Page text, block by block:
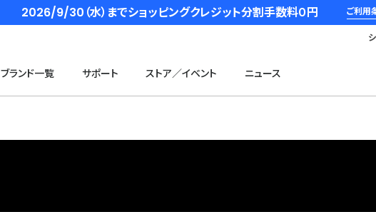
2026/9/30（水）までショッピングクレジット分割手数料０円 ご利用
ブランド一覧 サポート ストア／イベント ニュース